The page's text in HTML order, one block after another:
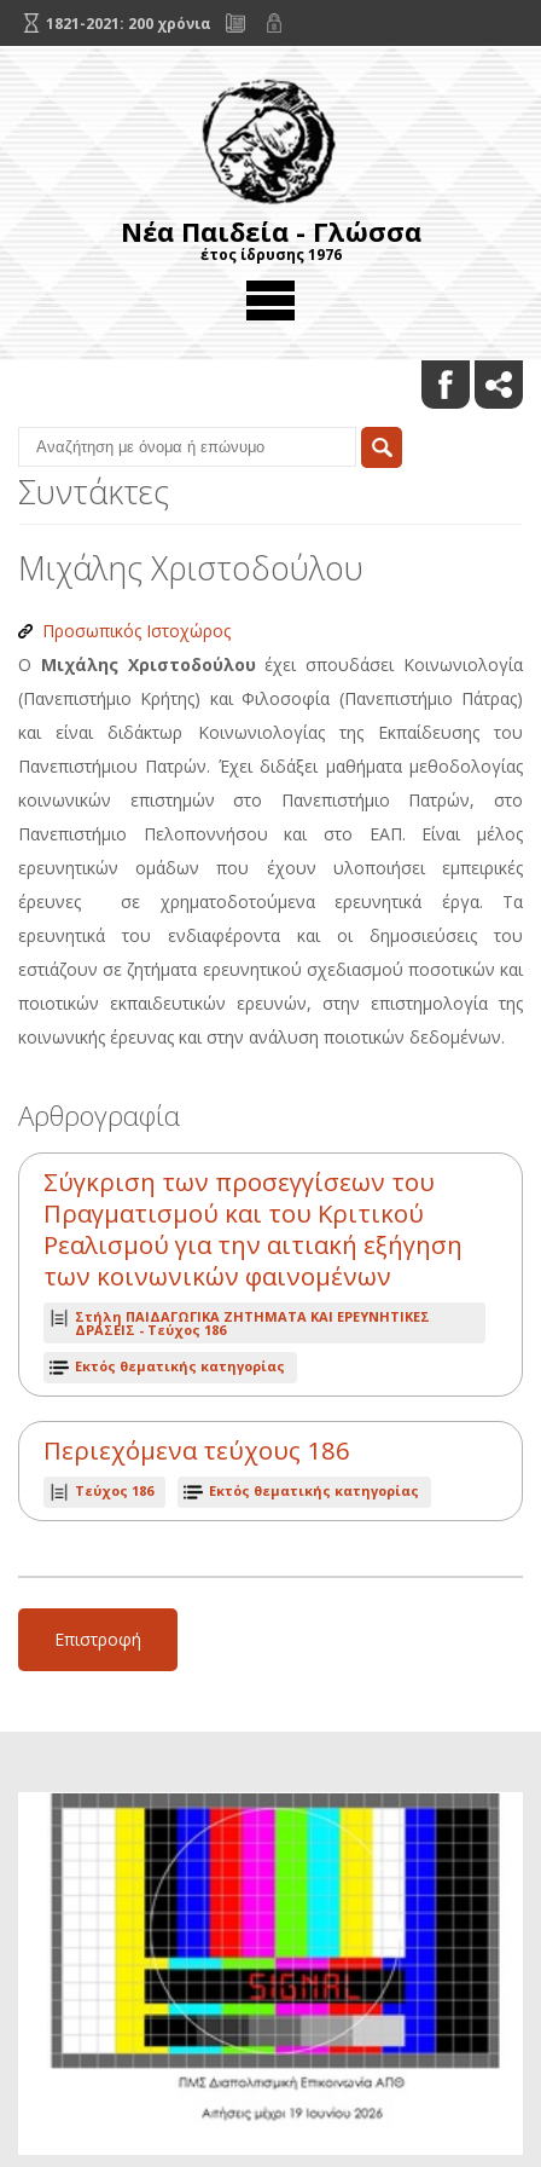
1821-2021: 200 χρόνια
Νέα Παιδεία - Γλώσσα
έτος ίδρυσης 1976
Συντάκτες
Μιχάλης Χριστοδούλου
Προσωπικός Ιστοχώρος
Ο Μιχάλης Χριστοδούλου έχει σπουδάσει Κοινωνιολογία
(Πανεπιστήμιο Κρήτης) και Φιλοσοφία (Πανεπιστήμιο Πάτρας)
και είναι διδάκτωρ Κοινωνιολογίας της Εκπαίδευσης του
Πανεπιστήμιου Πατρών. Έχει διδάξει μαθήματα μεθοδολογίας
κοινωνικών επιστημών στο Πανεπιστήμιο Πατρών, στο
Πανεπιστήμιο Πελοποννήσου και στο ΕΑΠ. Είναι μέλος
ερευνητικών ομάδων που έχουν υλοποιήσει εμπειρικές
έρευνες σε χρηματοδοτούμενα ερευνητικά έργα. Τα
ερευνητικά του ενδιαφέροντα και οι δημοσιεύσεις του
εστιάζουν σε ζητήματα ερευνητικού σχεδιασμού ποσοτικών και
ποιοτικών εκπαιδευτικών ερευνών, στην επιστημολογία της
κοινωνικής έρευνας και στην ανάλυση ποιοτικών δεδομένων.
Αρθρογραφία
Σύγκριση των προσεγγίσεων του
Πραγματισμού και του Κριτικού
Ρεαλισμού για την αιτιακή εξήγηση
των κοινωνικών φαινομένων
Στήλη ΠΑΙΔΑΓΩΓΙΚΑ ΖΗΤΗΜΑΤΑ ΚΑΙ ΕΡΕΥΝΗΤΙΚΕΣ
ΔΡΑΣΕΙΣ - Τεύχος 186
Εκτός θεματικής κατηγορίας
Περιεχόμενα τεύχους 186
Τεύχος 186 Εκτός θεματικής κατηγορίας
Επιστροφή